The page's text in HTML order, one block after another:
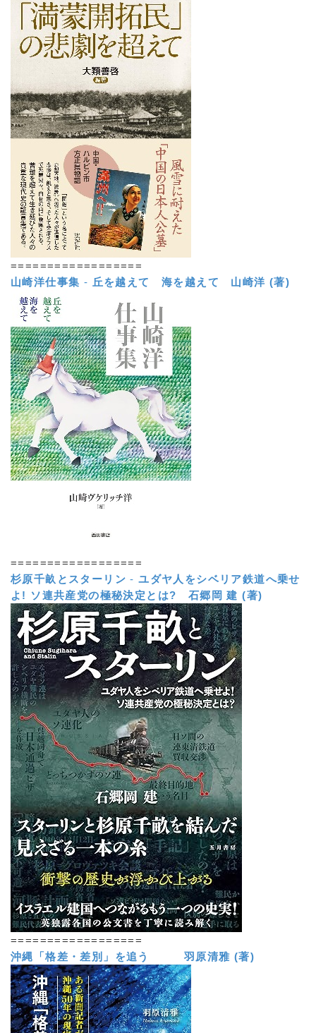
==================
山崎洋仕事集 - 丘を越えて 海を越えて 山崎洋 (著)
==================
杉原千畝とスターリン -ユダヤ人をシベリア鉄道へ乗せ
よ! ソ連共産党の極秘決定とは?
石郷岡 建 (著)
==================
沖縄「格差・差別」を追う 羽原清雅 (著)